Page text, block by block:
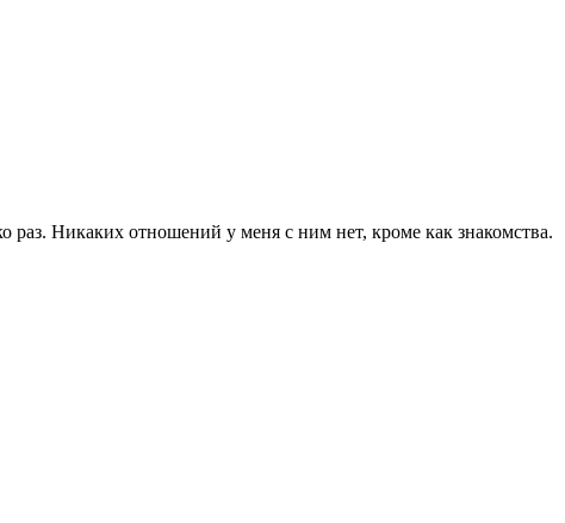
раз. Никаких отношений у меня с ним нет, кроме как знакомства.